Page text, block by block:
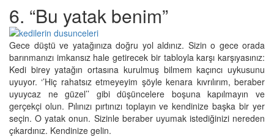
6. “Bu yatak benim”
Gece düştü ve yatağınıza doğru yol aldınız. Sizin o gece orada
barınmanızı imkansız hale getirecek bir tabloyla karşı karşıyasınız:
Kedi birey yatağın ortasına kurulmuş bilmem kaçıncı uykusunu
uyuyor. ‘’Hiç rahatsız etmeyeyim şöyle kenara kıvrılırım, beraber
uyuycaz ne güzel’’ gibi düşüncelere boşuna kapılmayın ve
gerçekçi olun. Pılınızı pırtınızı toplayın ve kendinize başka bir yer
seçin. O yatak onun. Sizinle beraber uyumak istediğinizi nereden
çıkardınız. Kendinize gelin.